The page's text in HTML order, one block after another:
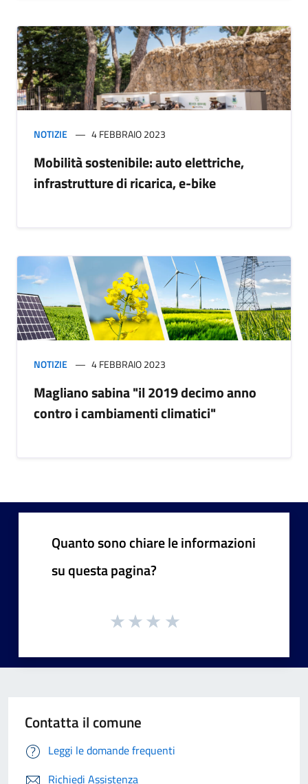
NOTIZIE 4 FEBBRAIO 2023
Mobilità sostenibile: auto elettriche,
infrastrutture di ricarica, e-bike
NOTIZIE 4 FEBBRAIO 2023
Magliano sabina "il 2019 decimo anno
contro i cambiamenti climatici"
Quanto sono chiare le informazioni
su questa pagina?
Contatta il comune
Leggi le domande frequenti
Richiedi Assistenza